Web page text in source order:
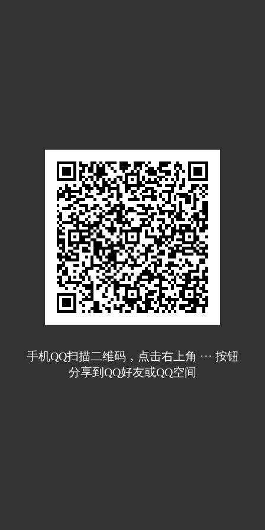
手机QQ扫描二维码，点击右上角 ··· 按钮
分享到QQ好友或QQ空间